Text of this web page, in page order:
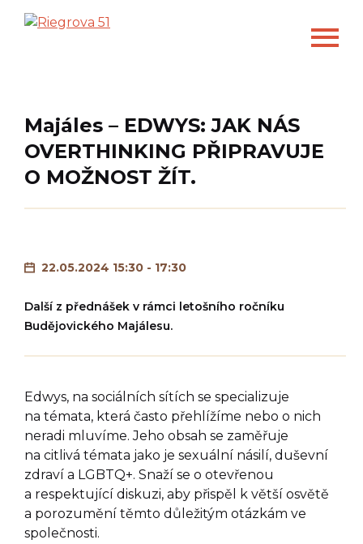
Majáles – EDWYS: JAK NÁS
OVERTHINKING PŘIPRAVUJE
O MOŽNOST ŽÍT.
22.05.2024 15:30 - 17:30
Další z přednášek v rámci letošního ročníku
Budějovického Majálesu.
Edwys, na sociálních sítích se specializuje
na témata, která často přehlížíme nebo o nich
neradi mluvíme. Jeho obsah se zaměřuje
na citlivá témata jako je sexuální násilí, duševní
zdraví a LGBTQ+. Snaží se o otevřenou
a respektující diskuzi, aby přispěl k větší osvětě
a porozumění těmto důležitým otázkám ve
společnosti.